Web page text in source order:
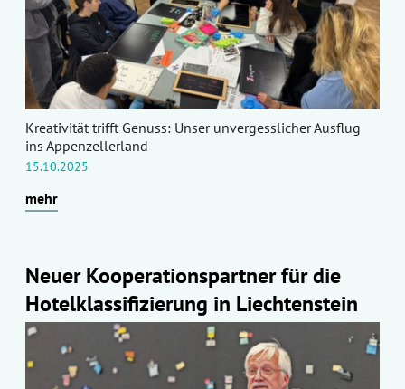
Kreativität trifft Genuss: Unser unvergesslicher Ausflug
ins Appenzellerland
15.10.2025
mehr
Neuer Kooperationspartner für die
Hotelklassifizierung in Liechtenstein